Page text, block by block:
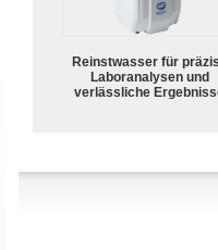
Reinstwasser für
Laboranalysen und
verlässliche